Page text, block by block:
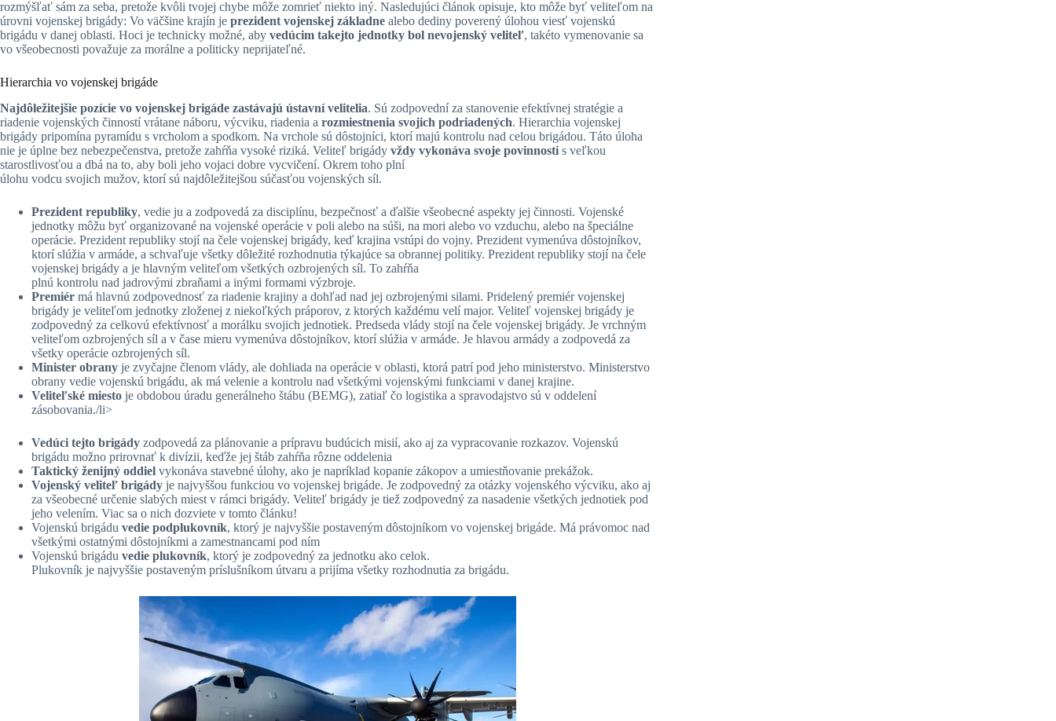
rozmýšľať sám za seba, pretože kvôli tvojej chybe môže zomrieť niekto iný. Nasledujúci článok opisuje, kto môže byť veliteľom na
úrovni vojenskej brigády: Vo väčšine krajín je prezident vojenskej základne alebo dediny poverený úlohou viesť vojenskú
brigádu v danej oblasti. Hoci je technicky možné, aby vedúcim takejto jednotky bol nevojenský veliteľ, takéto vymenovanie sa
vo všeobecnosti považuje za morálne a politicky neprijateľné.
Hierarchia vo vojenskej brigáde
Najdôležitejšie pozície vo vojenskej brigáde zastávajú ústavní velitelia. Sú zodpovední za stanovenie efektívnej stratégie a
riadenie vojenských činností vrátane náboru, výcviku, riadenia a rozmiestnenia svojich podriadených. Hierarchia vojenskej
brigády pripomína pyramídu s vrcholom a spodkom. Na vrchole sú dôstojníci, ktorí majú kontrolu nad celou brigádou. Táto úloha
nie je úplne bez nebezpečenstva, pretože zahŕňa vysoké riziká. Veliteľ brigády vždy vykonáva svoje povinnosti s veľkou
starostlivosťou a dbá na to, aby boli jeho vojaci dobre vycvičení. Okrem toho plní
úlohu vodcu svojich mužov, ktorí sú najdôležitejšou súčasťou vojenských síl.
Prezident republiky, vedie ju a zodpovedá za disciplínu, bezpečnosť a ďalšie všeobecné aspekty jej činnosti. Vojenské
jednotky môžu byť organizované na vojenské operácie v poli alebo na súši, na mori alebo vo vzduchu, alebo na špeciálne
operácie. Prezident republiky stojí na čele vojenskej brigády, keď krajina vstúpi do vojny. Prezident vymenúva dôstojníkov,
ktorí slúžia v armáde, a schvaľuje všetky dôležité rozhodnutia týkajúce sa obrannej politiky. Prezident republiky stojí na čele
vojenskej brigády a je hlavným veliteľom všetkých ozbrojených síl. To zahŕňa
plnú kontrolu nad jadrovými zbraňami a inými formami výzbroje.
Premiér má hlavnú zodpovednosť za riadenie krajiny a dohľad nad jej ozbrojenými silami. Pridelený premiér vojenskej
brigády je veliteľom jednotky zloženej z niekoľkých práporov, z ktorých každému velí major. Veliteľ vojenskej brigády je
zodpovedný za celkovú efektívnosť a morálku svojich jednotiek. Predseda vlády stojí na čele vojenskej brigády. Je vrchným
veliteľom ozbrojených síl a v čase mieru vymenúva dôstojníkov, ktorí slúžia v armáde. Je hlavou armády a zodpovedá za
všetky operácie ozbrojených síl.
Minister obrany je zvyčajne členom vlády, ale dohliada na operácie v oblasti, ktorá patrí pod jeho ministerstvo. Ministerstvo
obrany vedie vojenskú brigádu, ak má velenie a kontrolu nad všetkými vojenskými funkciami v danej krajine.
Veliteľské miesto je obdobou úradu generálneho štábu (BEMG), zatiaľ čo logistika a spravodajstvo sú v oddelení
zásobovania./li>
Vedúci tejto brigády zodpovedá za plánovanie a prípravu budúcich misií, ako aj za vypracovanie rozkazov. Vojenskú
brigádu možno prirovnať k divízii, keďže jej štáb zahŕňa rôzne oddelenia
Taktický ženijný oddiel vykonáva stavebné úlohy, ako je napríklad kopanie zákopov a umiestňovanie prekážok.
Vojenský veliteľ brigády je najvyššou funkciou vo vojenskej brigáde. Je zodpovedný za otázky vojenského výcviku, ako aj
za všeobecné určenie slabých miest v rámci brigády. Veliteľ brigády je tiež zodpovedný za nasadenie všetkých jednotiek pod
jeho velením. Viac sa o nich dozviete v tomto článku!
Vojenskú brigádu vedie podplukovník, ktorý je najvyššie postaveným dôstojníkom vo vojenskej brigáde. Má právomoc nad
všetkými ostatnými dôstojníkmi a zamestnancami pod ním
Vojenskú brigádu vedie plukovník, ktorý je zodpovedný za jednotku ako celok.
Plukovník je najvyššie postaveným príslušníkom útvaru a prijíma všetky rozhodnutia za brigádu.